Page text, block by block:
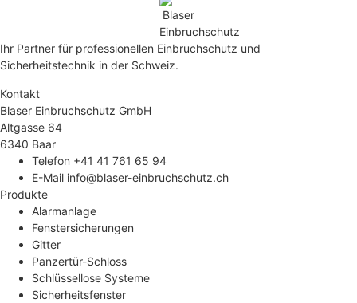
Ihr Partner für professionellen Einbruchschutz und
Sicherheitstechnik in der Schweiz.
Kontakt
Blaser Einbruchschutz GmbH
Altgasse 64
6340 Baar
Telefon +41 41 761 65 94
E-Mail info@blaser-einbruchschutz.ch
Produkte
Alarmanlage
Fenstersicherungen
Gitter
Panzertür-Schloss
Schlüssellose Systeme
Sicherheitsfenster